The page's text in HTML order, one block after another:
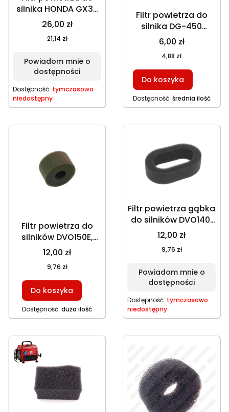
silnika HONDA GX35
gąbka
26,00 zł
21,14 zł
Powiadom mnie o
dostępności
Dostępność: tymczasowo
niedostępny
Filtr powietrza do
silnika DG-450
gąbka 140x70x20
mm
6,00 zł
4,88 zł
Do koszyka
Dostępność: średnia ilość
Filtr powietrza do
silników DVO150E,
DVO150, HD150E
okrągły 74x42 mm
wkład gąbkowy
12,00 zł
9,76 zł
Do koszyka
Dostępność: duża ilość
Filtr powietrza gąbka
do silników DVO140,
DVO160 HKS246N1
125x83x35 mm
12,00 zł
9,76 zł
Powiadom mnie o
dostępności
Dostępność: tymczasowo
niedostępny